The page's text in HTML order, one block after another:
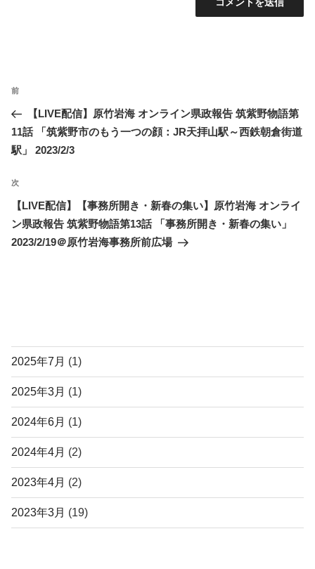
ナ
ビ
ー
シ
ョ
ン
過
去
の
投
前
【LIVE配信】原竹岩海 オンライン県政報告 筑紫野物語第
11話 「筑紫野市のもう一つの顔：JR天拝山駅～西鉄朝倉街道
駅」 2023/2/3
次
の
投
稿
次
【LIVE配信】【事務所開き・新春の集い】原竹岩海 オンライ
ン県政報告 筑紫野物語第13話 「事務所開き・新春の集い」
2023/2/19＠原竹岩海事務所前広場
2025年7月 (1)
2025年3月 (1)
2024年6月 (1)
2024年4月 (2)
2023年4月 (2)
2023年3月 (19)